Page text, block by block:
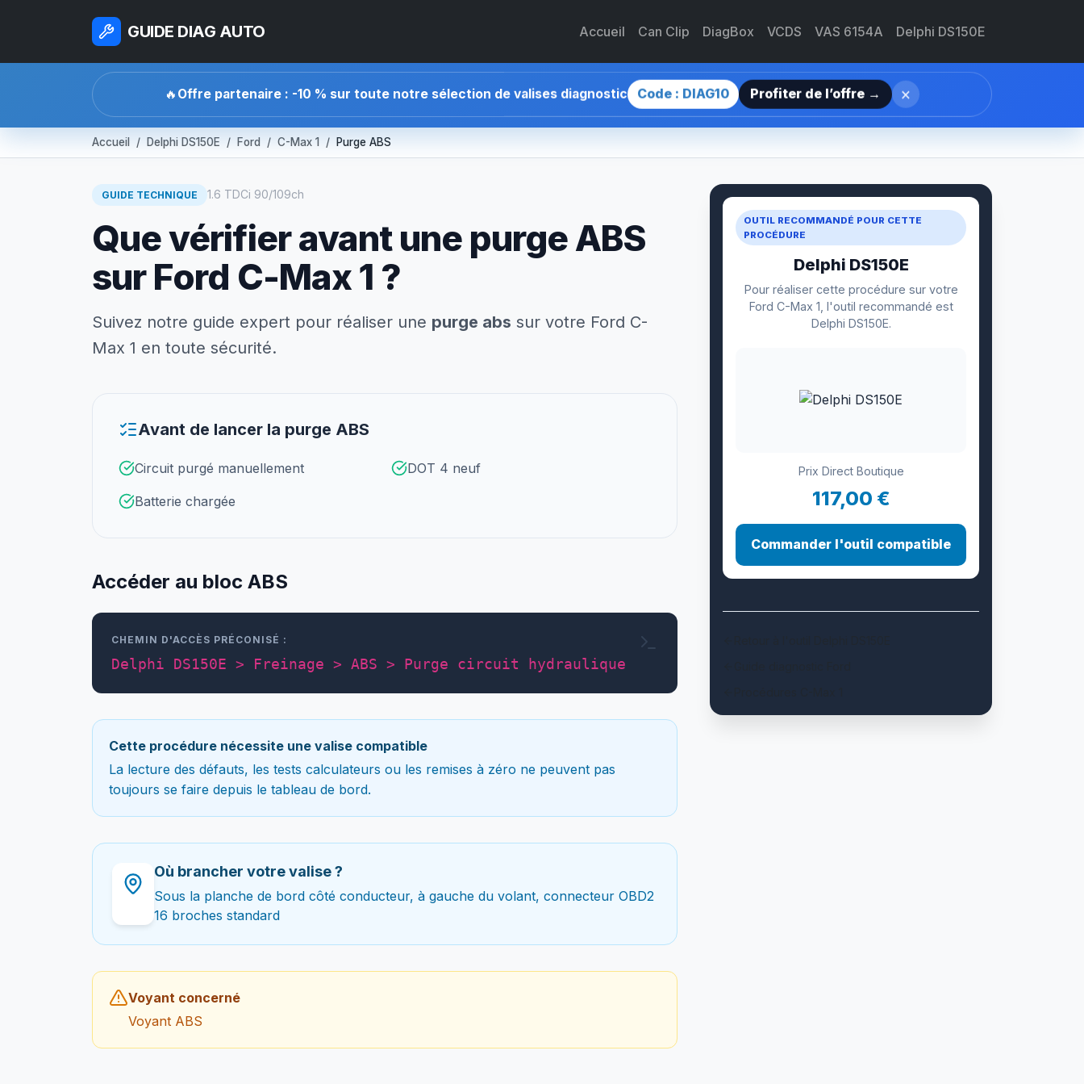
GUIDE DIAG AUTO Accueil Can Clip DiagBox VCDS VAS 6154A Delphi DS150E
🔥 Offre partenaire : -10 % sur toute notre sélection de valises diagnostic Code : DIAG10 Profiter de l’offre → ×
Accueil Delphi DS150E Ford C-Max 1 Purge ABS
GUIDE TECHNIQUE 1.6 TDCi 90/109ch
Que vérifier avant une purge ABS
sur Ford C-Max 1 ?
Suivez notre guide expert pour réaliser une purge abs sur votre Ford C-
Max 1 en toute sécurité.
Avant de lancer la purge ABS
Circuit purgé manuellement DOT 4 neuf
Batterie chargée
Accéder au bloc ABS
CHEMIN D'ACCÈS PRÉCONISÉ :
Delphi DS150E > Freinage > ABS > Purge circuit hydraulique
Cette procédure nécessite une valise compatible
La lecture des défauts, les tests calculateurs ou les remises à zéro ne peuvent pas
toujours se faire depuis le tableau de bord.
Où brancher votre valise ?
Sous la planche de bord côté conducteur, à gauche du volant, connecteur OBD2
16 broches standard
Voyant concerné
Voyant ABS
OUTIL RECOMMANDÉ POUR CETTE
PROCÉDURE
Delphi DS150E
Pour réaliser cette procédure sur votre
Ford C-Max 1, l'outil recommandé est
Delphi DS150E.
Prix Direct Boutique
117,00 €
Commander l'outil compatible